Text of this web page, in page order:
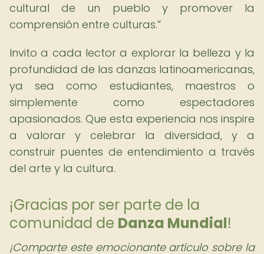
cultural de un pueblo y promover la
comprensión entre culturas.
Invito a cada lector a explorar la belleza y la
profundidad de las danzas latinoamericanas,
ya sea como estudiantes, maestros o
simplemente como espectadores
apasionados. Que esta experiencia nos inspire
a valorar y celebrar la diversidad, y a
construir puentes de entendimiento a través
del arte y la cultura.
¡Gracias por ser parte de la
comunidad de Danza Mundial!
¡Comparte este emocionante artículo sobre la